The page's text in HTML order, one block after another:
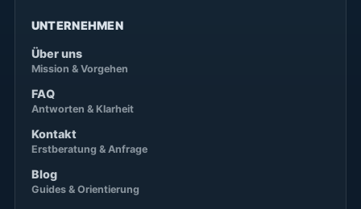
UNTERNEHMEN
Über uns
Mission & Vorgehen
FAQ
Antworten & Klarheit
Kontakt
Erstberatung & Anfrage
Blog
Guides & Orientierung